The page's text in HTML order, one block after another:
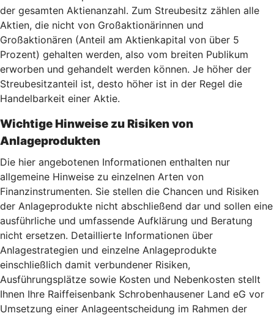
der gesamten Aktienanzahl. Zum Streubesitz zählen alle
Aktien, die nicht von Großaktionärinnen und
Großaktionären (Anteil am Aktienkapital von über 5
Prozent) gehalten werden, also vom breiten Publikum
erworben und gehandelt werden können. Je höher der
Streubesitzanteil ist, desto höher ist in der Regel die
Handelbarkeit einer Aktie.
Wichtige Hinweise zu Risiken von
Anlageprodukten
Die hier angebotenen Informationen enthalten nur
allgemeine Hinweise zu einzelnen Arten von
Finanzinstrumenten. Sie stellen die Chancen und Risiken
der Anlageprodukte nicht abschließend dar und sollen eine
ausführliche und umfassende Aufklärung und Beratung
nicht ersetzen. Detaillierte Informationen über
Anlagestrategien und einzelne Anlageprodukte
einschließlich damit verbundener Risiken,
Ausführungsplätze sowie Kosten und Nebenkosten stellt
Ihnen Ihre Raiffeisenbank Schrobenhausener Land eG vor
Umsetzung einer Anlageentscheidung im Rahmen der